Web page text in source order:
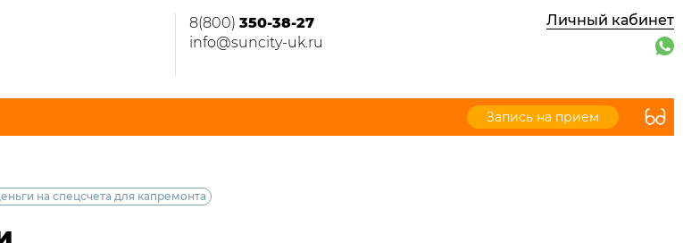
8(800) 350-38-27
info@suncity-uk.ru
Личный кабинет
Запись на прием
на спецсчета для капремонта